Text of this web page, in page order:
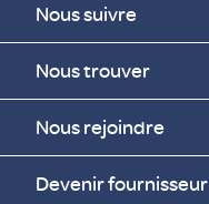
Nous suivre
Nous trouver
Nous rejoindre
Devenir fournisseur